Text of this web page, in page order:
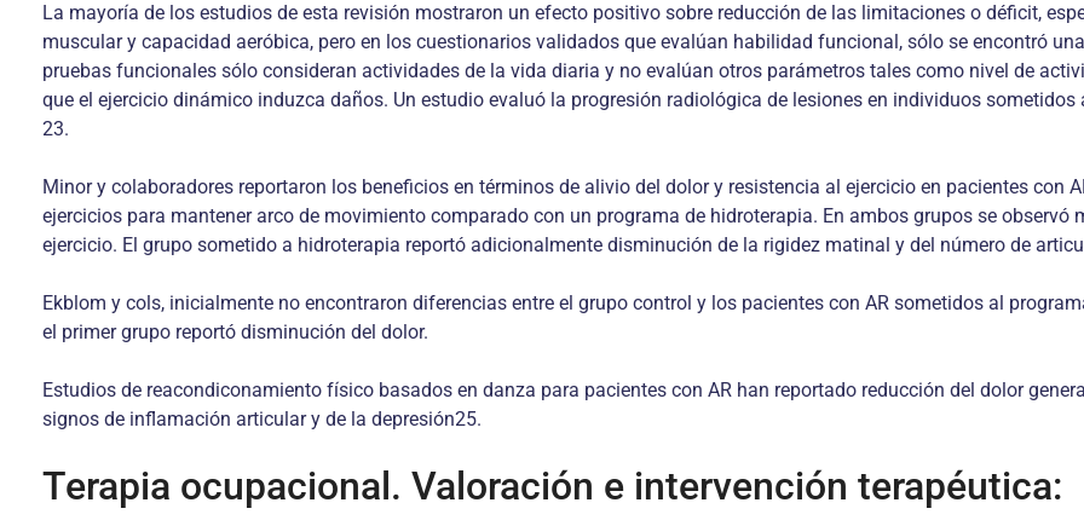
La mayoría de los estudios de esta revisión mostraron un efecto positivo sobre reducción de las limitaciones o déficit,
muscular y capacidad aeróbica, pero en los cuestionarios validados que evalúan habilidad funcional, sólo se encontró
pruebas funcionales sólo consideran actividades de la vida diaria y no evalúan otros parámetros tales como nivel de
que el ejercicio dinámico induzca daños. Un estudio evaluó la progresión radiológica de lesiones en individuos
23.
Minor y colaboradores reportaron los beneficios en términos de alivio del dolor y resistencia al ejercicio en pacientes con
ejercicios para mantener arco de movimiento comparado con un programa de hidroterapia. En ambos grupos se
ejercicio. El grupo sometido a hidroterapia reportó adicionalmente disminución de la rigidez matinal y del número de
Ekblom y cols, inicialmente no encontraron diferencias entre el grupo control y los pacientes con AR sometidos al
el primer grupo reportó disminución del dolor.
Estudios de reacondiconamiento físico basados en danza para pacientes con AR han reportado reducción del dolor
signos de inflamación articular y de la depresión25.
Terapia ocupacional. Valoración e intervención terapéutica: